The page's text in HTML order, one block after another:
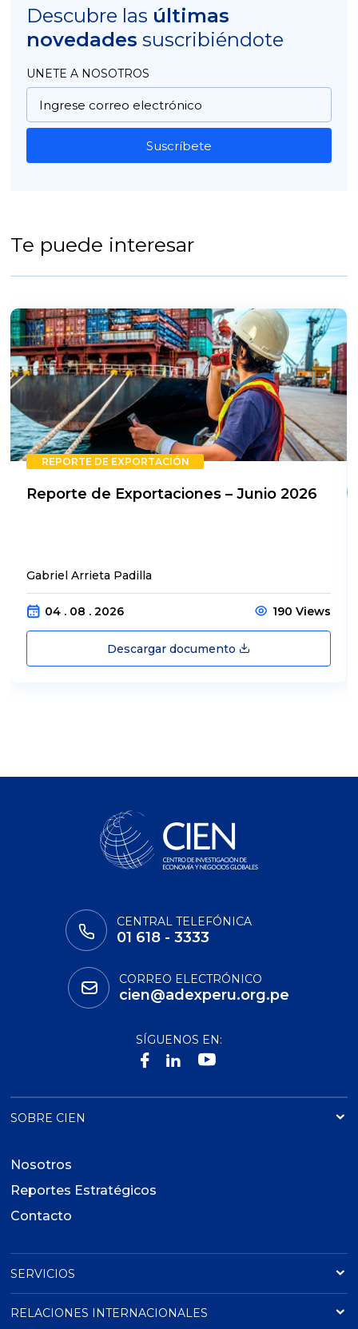
Descubre las últimas
novedades suscribiéndote
UNETE A NOSOTROS
Suscríbete
Te puede interesar
REPORTE DE EXPORTACIÓN
Reporte de Exportaciones – Junio 2026
Gabriel Arrieta Padilla
04 . 08 . 2026 190 Views
Descargar documento
CENTRAL TELEFÓNICA
01 618 - 3333
CORREO ELECTRÓNICO
cien@adexperu.org.pe
SÍGUENOS EN:
SOBRE CIEN
Nosotros
Reportes Estratégicos
Contacto
SERVICIOS
RELACIONES INTERNACIONALES